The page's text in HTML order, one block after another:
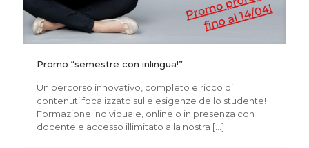
Promo “semestre con inlingua!”
Un percorso innovativo, completo e ricco di
contenuti focalizzato sulle esigenze dello studente!
Formazione individuale, online o in presenza con
docente e accesso illimitato alla nostra […]